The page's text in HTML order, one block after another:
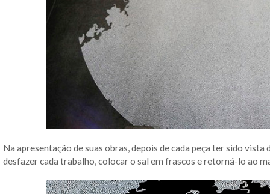
Na apresentação de suas obras, depois de cada peça ter sido
desfazer cada trabalho, colocar o sal em frascos e retorná-lo ao